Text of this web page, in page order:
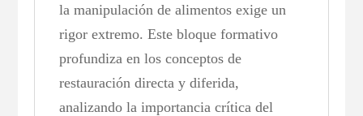
la manipulación de alimentos exige un
rigor extremo. Este bloque formativo
profundiza en los conceptos de
restauración directa y diferida,
analizando la importancia crítica del